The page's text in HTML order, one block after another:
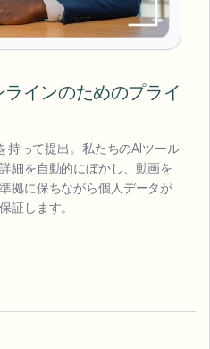
インのためのプライ
って提出。私たちのAIツール
細を自動的にぼかし、動画を
拠に保ちながら個人データが
証します。